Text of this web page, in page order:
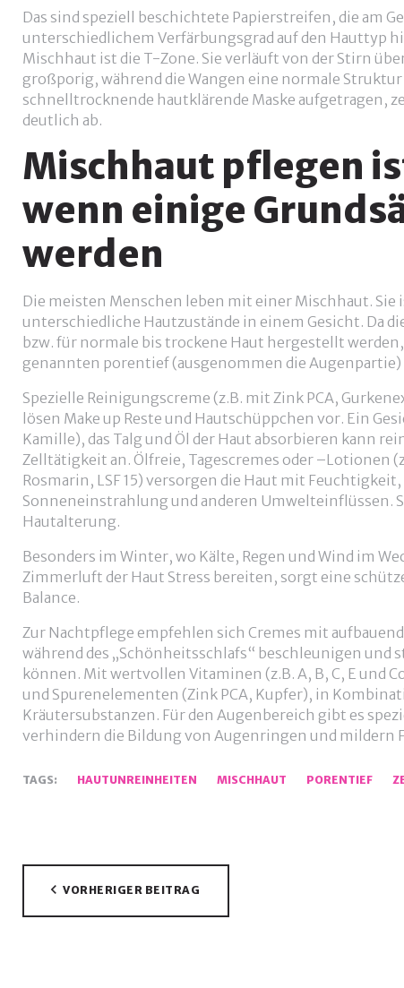
Das sind speziell beschichtete Papierstreifen, die am
unterschiedlichem Verfärbungsgrad auf den Hauttyp
Mischhaut ist die T-Zone. Sie verläuft von der Stirn
großporig, während die Wangen eine normale
schnelltrocknende hautklärende Maske aufgetragen,
deutlich ab.
Mischhaut pflegen
wenn einige
werden
Die meisten Menschen leben mit einer Mischhaut. Sie
unterschiedliche Hautzustände in einem Gesicht. Da
bzw. für normale bis trockene Haut hergestellt
genannten porentief (ausgenommen die
Spezielle Reinigungscreme (z.B. mit Zink PCA,
lösen Make up Reste und Hautschüppchen vor. Ein
Kamille), das Talg und Öl der Haut absorbieren kann
Zelltätigkeit an. Ölfreie, Tagescremes oder –Lotionen
Rosmarin, LSF 15) versorgen die Haut mit
Sonneneinstrahlung und anderen Umwelteinflüssen.
Hautalterung.
Besonders im Winter, wo Kälte, Regen und Wind im
Zimmerluft der Haut Stress bereiten, sorgt eine
Balance.
Zur Nachtpflege empfehlen sich Cremes mit
während des „Schönheitsschlafs“ beschleunigen und
können. Mit wertvollen Vitaminen (z.B. A, B, C, E und
und Spurenelementen (Zink PCA, Kupfer), in
Kräutersubstanzen. Für den Augenbereich gibt es
verhindern die Bildung von Augenringen und mildern
TAGS: HAUTUNREINHEITEN MISCHHAUT PORENTIEF
Beitragsnavigation
VORHERIGER BEITRAG